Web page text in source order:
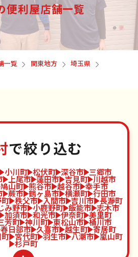
便利屋店舗一覧
一覧 関東地方
埼玉県
で絞り込む
小川町 松伏町 深谷市 三郷市
上尾市 蓮田市 吉見町 川越市
鳩山町 熊谷市 越谷市 幸手市
蕨市 鶴ヶ島市 横瀬町 行田市
秩父市 入間市 吉川市 長瀞町
み野市 小鹿野町 飯能市 志木市
加須市 和光市 伊奈町 美里町
芳町 神川町 東松山市 桶川市
春日部市 久喜市 越生町 寄居町
宮代町 羽生市 八潮市 嵐山町
杉戸町